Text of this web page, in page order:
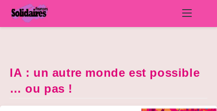
IA : un autre monde est possible
… ou pas !